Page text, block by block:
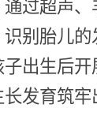
通过超声
别胎儿
出生后开
发育筑